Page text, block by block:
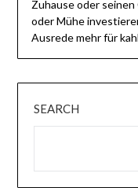
Zuhause oder
oder Mühe
Ausrede mehr für
SEARCH